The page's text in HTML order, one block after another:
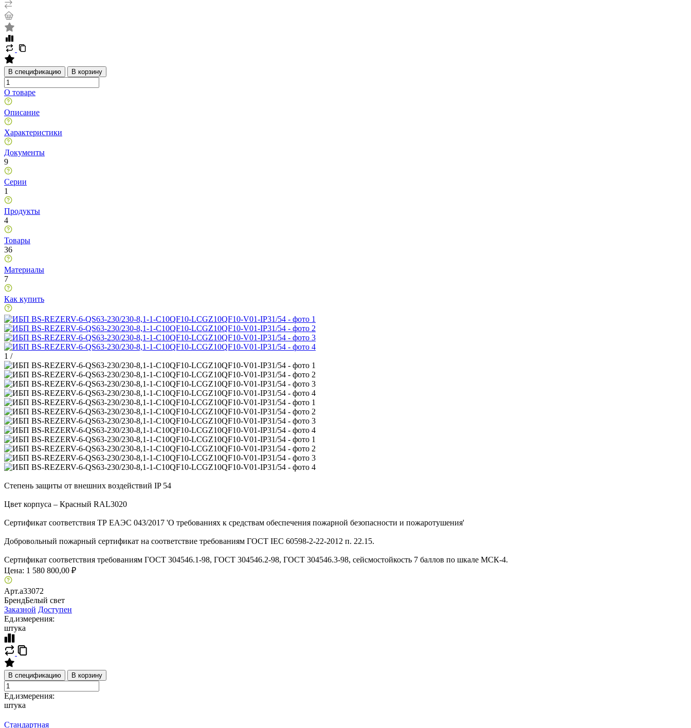
В спецификацию В корзину
О товаре
Описание
Характеристики
Документы
9
Серии
1
Продукты
4
Товары
36
Материалы
7
Как купить
1 /
Степень защиты от внешних воздействий IP 54
Цвет корпуса – Красный RAL3020
Сертификат соответствия ТР ЕАЭС 043/2017 'О требованиях к средствам обеспечения пожарной безопасности и пожаротушения'
Добровольный пожарный сертификат на соответствие требованиям ГОСТ IEC 60598-2-22-2012 п. 22.15.
Сертификат соответствия требованиям ГОСТ 304546.1-98, ГОСТ 304546.2-98, ГОСТ 304546.3-98, сейсмостойкость 7 баллов по шкале МСК-4.
Цена: 1 580 800,00 ₽
Арт.a33072
БрендБелый свет
Заказной Доступен
Ед.измерения:
штука
В спецификацию В корзину
Ед.измерения:
штука
Стандартная